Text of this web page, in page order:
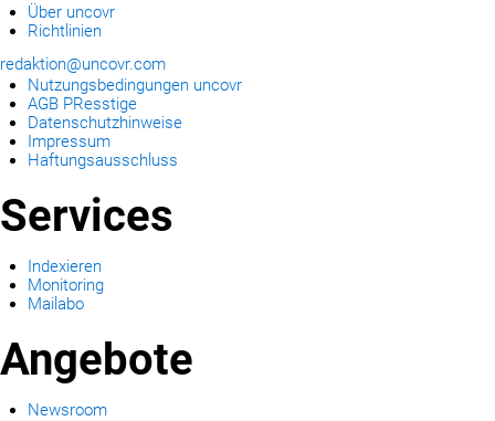
Über uncovr
Richtlinien
redaktion@uncovr.com
Nutzungsbedingungen uncovr
AGB PResstige
Datenschutzhinweise
Impressum
Haftungsausschluss
Services
Indexieren
Monitoring
Mailabo
Angebote
Newsroom